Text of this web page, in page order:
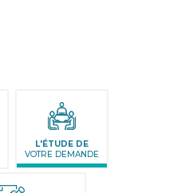
L'ÉTUDE DE
VOTRE DEMANDE